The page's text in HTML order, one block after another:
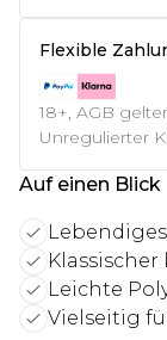
Flexible
18+, AGB
Unregulierter
Auf einen Blick
Leichte
Vielseitig